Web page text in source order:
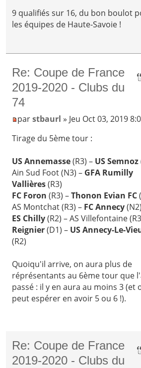
9 qualifiés sur 16, du bon boulot
les équipes de Haute-Savoie !
Re: Coupe de France
2019-2020 - Clubs du
74
parstbaurl » Jeu Oct 03, 2019
Tirage du 5ème tour :
US Annemasse(R3) – US Semnoz
Ain Sud Foot (N3) – GFA Rumilly
Vallières(R3)
FC Foron (R3) –Thonon Evian FC
AS Montchat (R3) – FC Annecy(N2)
ES Chilly(R2) – AS Villefontaine
Reignier(D1) – US Annecy-Le-
(R2)
Quoiqu'il arrive, on aura plus de
réprésentants au 6ème tour que
passé : il y en aura au moins 3 (et
peut espérer en avoir 5 ou 6 !).
Re: Coupe de France
2019-2020 - Clubs du